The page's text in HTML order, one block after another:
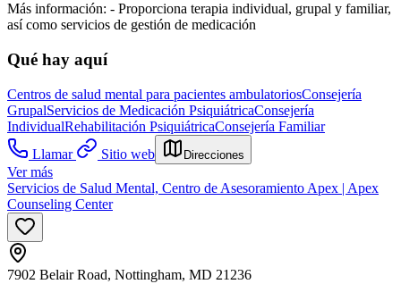
Más información: - Proporciona terapia individual, grupal y familiar,
así como servicios de gestión de medicación
Qué hay aquí
Centros de salud mental para pacientes ambulatoriosConsejería
GrupalServicios de Medicación PsiquiátricaConsejería
IndividualRehabilitación PsiquiátricaConsejería Familiar
Llamar
Sitio web Direcciones
Ver más
Servicios de Salud Mental, Centro de Asesoramiento Apex | Apex
Counseling Center
7902 Belair Road, Nottingham, MD 21236